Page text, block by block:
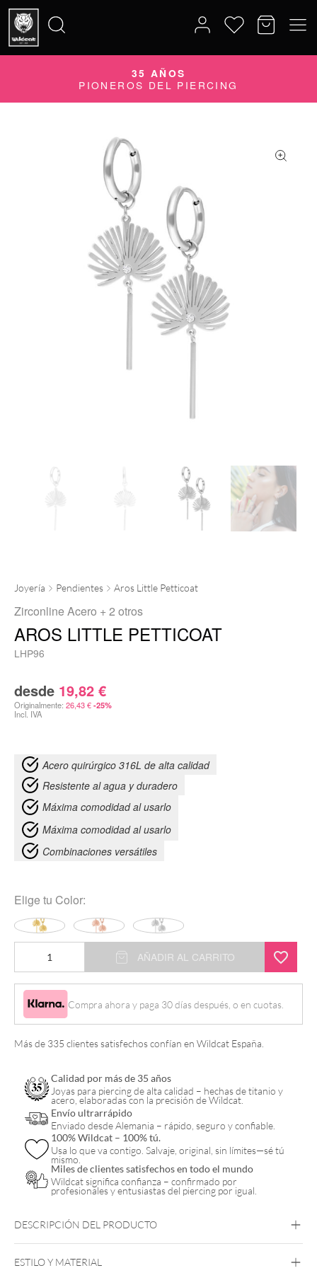
35 AÑOS
PIONEROS DEL PIERCING
Joyería Pendientes Aros Little Petticoat
Zirconline Acero + 2 otros
AROS LITTLE PETTICOAT
LHP96
desde 19,82 €
Originalmente: 26,43€ -25%
Incl. IVA
Acero quirúrgico 316L de alta calidad
Resistente al agua y duradero
Máxima comodidad al usarlo
Máxima comodidad al usarlo
Combinaciones versátiles
Elige tu Color:
Little
Petticoat
cantidad
AÑADIR AL CARRITO
Compra ahora y paga 30 días después, o en cuotas.
Más de 335 clientes satisfechos confían en Wildcat España.
Calidad por más de 35 años
Joyas para piercing de alta calidad – hechas de titanio y
acero, elaboradas con la precisión de Wildcat.
Envío ultrarrápido
Enviado desde Alemania – rápido, seguro y confiable.
100% Wildcat – 100% tú.
Usa lo que va contigo. Salvaje, original, sin límites—sé tú
mismo.
Miles de clientes satisfechos en todo el mundo
Wildcat significa confianza – confirmado por
profesionales y entusiastas del piercing por igual.
DESCRIPCIÓN DEL PRODUCTO
ESTILO Y MATERIAL